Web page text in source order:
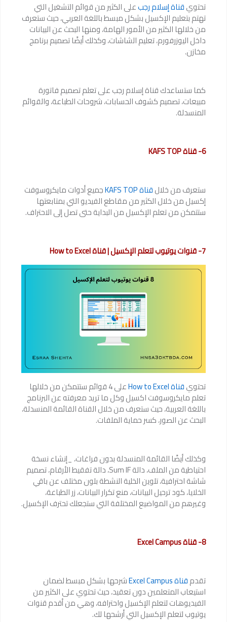
تحتويقناة إسلام رجبعلى الكثير من قوائم التشغيل التي
تهتم بتعليم الإكسيل بشكل مبسط باللغة العربي، حيث ستعرف
من خلالها الكثير من الأمور الهامة، ومنها البحث عن البيانات
داخل اليوزرفورم، تعليم الشاشات، وكذلك أيضًا تصميم برنامج
مخازن.
كما ستساعدك قناة إسلام رجب على تعلم تصميم فاتورة
مبيعات، تصميم كشوف الحسابات، شروحات الطباعة، والقوائم
المنسدلة.
6- قناة KAFS TOP
ستعرف من خلالقناة KAFS TOP جميع أدوات مايكروسوفت
إكسيل من خلال الكثير من مقاطع الفيديو التي بمتابعتها
ستتمكن من تعلم الإكسيل من البداية حتى تصل إلى الاحتراف.
7- قنوات يوتيوب لتعلم الإكسيل | قناة How to Excel
تحتويقناة How to Excel على 4 قوائم ستتمكن من خلالها
تعلم مايكروسوفت اكسيل وكل ما تريد معرفته عن البرنامج
باللغة العربية، حيث ستعرف من خلال القناة القائمة المنسدلة،
البحث عن الصور، كسر حماية الملفات.
وكذلك أيضًا القائمة المنسدلة بدون فراغات، _إنشاء نسخة
احتياطية من الملف، دالة Sum IF، دالة تفقيط الأرقام، تصميم
شاشة احترافية، تلوين الخلية النشطة بلون مختلف عن باقي
الخلايا، كود ترحيل البيانات، منع تكرار البيانات، زر الطباعة،
وغيرهم من المواضيع المختلفة التي ستجعلك تحترف الإكسيل.
8- قناة Excel Campus
تقدمقناة Excel Campus شرحها بشكل مبسط لضمان
استيعاب المتعلمين دون تعقيد، حيث تحتوي على الكثير من
الفيديوهات لتعلم الإكسيل واحترافه، وهي من أقدم قنوات
يوتيوب لتعلم الإكسيل التي أرشحها لك.